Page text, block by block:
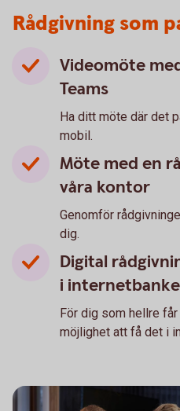
Rådgivning som
Videomöte
Teams
Ha ditt möte där det
mobil.
Möte med en
våra kontor
Genomför
dig.
Digital
i
För dig som hellre
möjlighet att få det i